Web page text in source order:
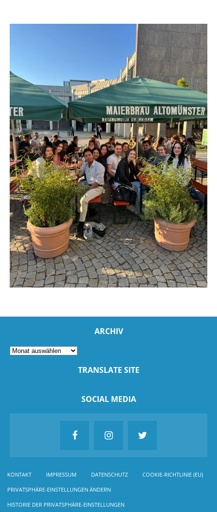
ARCHIV
TRANSLATE SITE
SOCIAL MEDIA
KONTAKT IMPRESSUM DATENSCHUTZ COOKIE-RICHTLINIE (EU)
PRIVATSPHÄRE-EINSTELLUNGEN ÄNDERN
HISTORIE DER PRIVATSPHÄRE-EINSTELLUNGEN